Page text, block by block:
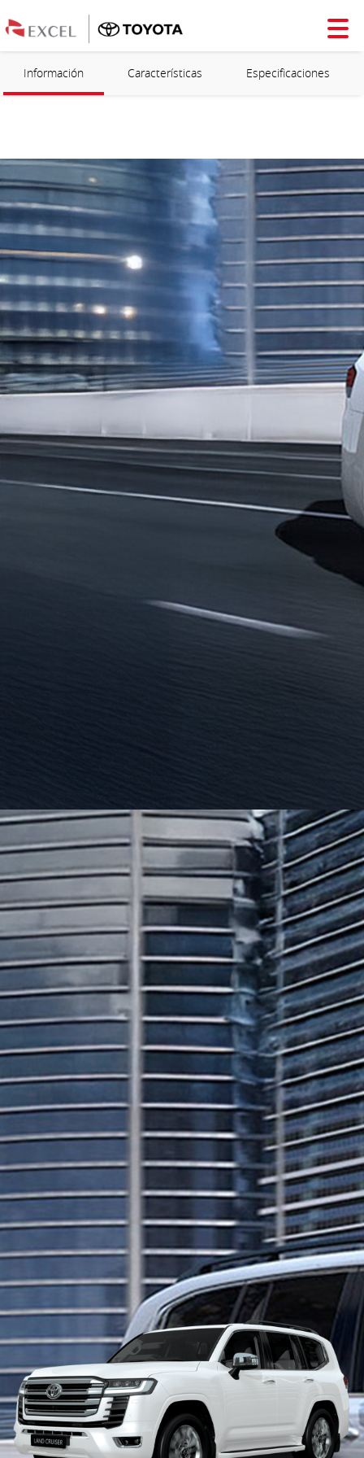
Información Características Especificaciones
Desde $139,650*
*Precios incluyen IVA, IPM y gastos de placas.
Cotizar Vehículo
Descargar Brochure
Leyenda de lujo y confort premium
La esencia del todo terreno insignia de Toyota se conserva
pero ahora mejorada. Incluye última tecnología y un diseño
mucho más fresco. Los avances buscan mejorar su
tradicional rendimiento en terrenos difíciles, así como la
reducción del peso del vehículo y del centro de gravedad,
mayor rigidez y la adopción de un nuevo tren motriz.
Colores